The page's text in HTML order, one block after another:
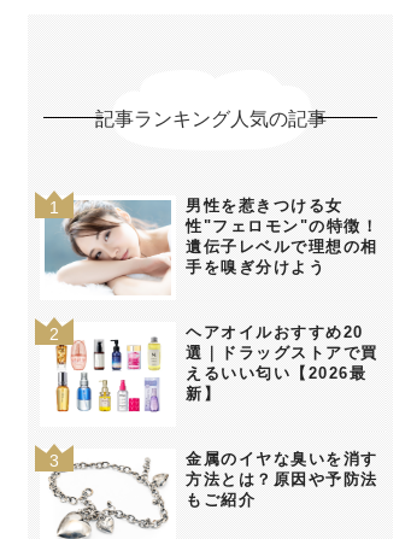
記事ランキング人気の記事
男性を惹きつける女
性"フェロモン"の特徴！
遺伝子レベルで理想の相
手を嗅ぎ分けよう
ヘアオイルおすすめ20
選｜ドラッグストアで買
えるいい匂い【2026最
新】
金属のイヤな臭いを消す
方法とは？原因や予防法
もご紹介